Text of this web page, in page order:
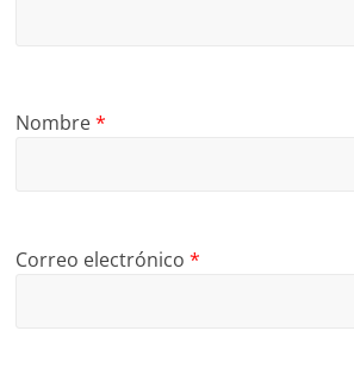
Nombre*
Correo electrónico*